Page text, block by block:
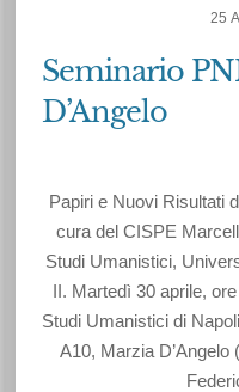
25
Seminario
D’Angelo
Papiri e Nuovi Risultati
cura del CISPE
Studi Umanistici,
II. Martedì 30 aprile,
Studi Umanistici di
A10, Marzia